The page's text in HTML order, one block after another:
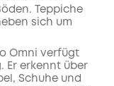
Teppiche
sich um
Omni verfügt
Er erkennt über
Schuhe und